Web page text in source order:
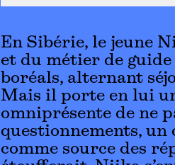
En Sibérie, le jeune
et du métier de
boréals, alternant
Mais il porte en lui
omniprésente de ne
questionnements,
comme source des